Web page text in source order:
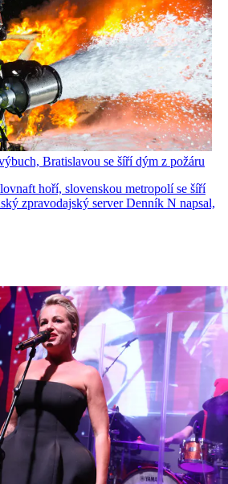
Bratislavou se šíří dým z požáru
hoří, slovenskou metropolí se šíří
zpravodajský server Denník N napsal,